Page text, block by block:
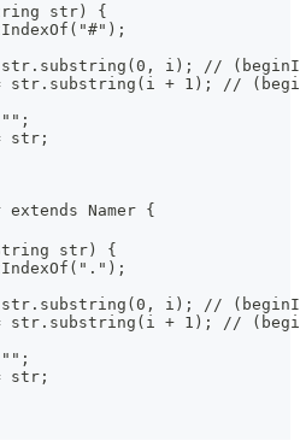
str) {
i); //
str.substring(i + 1); //
str;
Namer {
str) {
i); //
str.substring(i + 1); //
str;